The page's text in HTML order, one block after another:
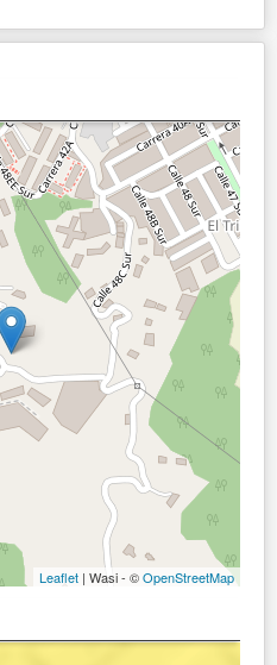
Leaflet | Wasi - ©OpenStreetMap